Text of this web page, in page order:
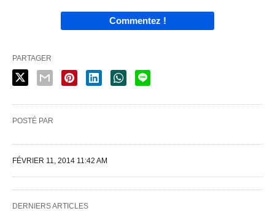
Commentez !
PARTAGER
POSTÉ PAR
FÉVRIER 11, 2014 11:42 AM
DERNIERS ARTICLES